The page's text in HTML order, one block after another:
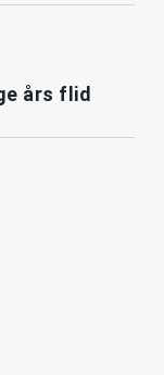
års flid